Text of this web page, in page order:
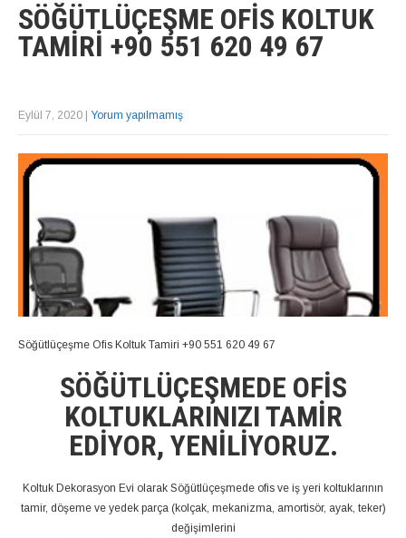
SÖĞÜTLÜÇEŞME OFIS KOLTUK
TAMIRI +90 551 620 49 67
Eylül 7, 2020 | Yorum yapılmamış
Söğütlüçeşme Ofis Koltuk Tamiri +90 551 620 49 67
SÖĞÜTLÜÇEŞMEDE OFIS
KOLTUKLARINIZI TAMIR
EDIYOR, YENILIYORUZ.
Koltuk Dekorasyon Evi olarak Söğütlüçeşmede ofis ve iş yeri koltuklarının
tamir, döşeme ve yedek parça (kolçak, mekanizma, amortisör, ayak, teker)
değişimlerini